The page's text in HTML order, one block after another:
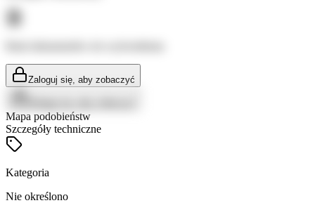
Zaloguj się, aby zobaczyć
Mapa podobieństw
Szczegóły techniczne
Kategoria
Nie określono